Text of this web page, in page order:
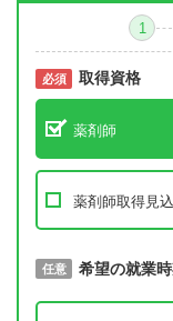
1
必須 取得資格
薬剤師
薬剤師取得見込
必須 取得予定年
任意 希望の就業時